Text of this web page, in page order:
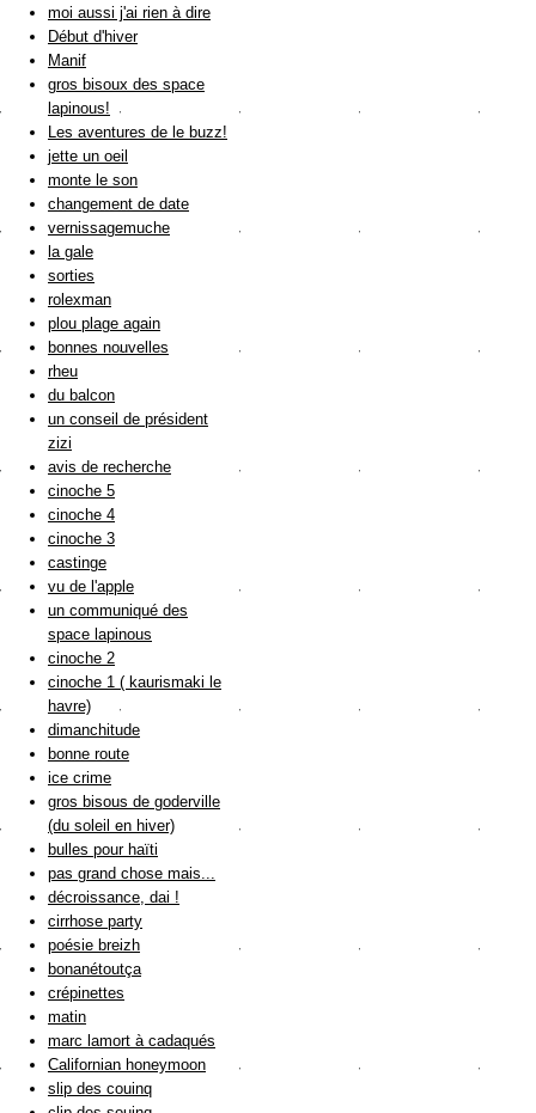
moi aussi j'ai rien à dire
Début d'hiver
Manif
gros bisoux des space
lapinous!
Les aventures de le buzz!
jette un oeil
monte le son
changement de date
vernissagemuche
la gale
sorties
rolexman
plou plage again
bonnes nouvelles
rheu
du balcon
un conseil de président
zizi
avis de recherche
cinoche 5
cinoche 4
cinoche 3
castinge
vu de l'apple
un communiqué des
space lapinous
cinoche 2
cinoche 1 ( kaurismaki le
havre)
dimanchitude
bonne route
ice crime
gros bisous de goderville
(du soleil en hiver)
bulles pour haïti
pas grand chose mais...
décroissance, dai !
cirrhose party
poésie breizh
bonanétoutça
crépinettes
matin
marc lamort à cadaqués
Californian honeymoon
slip des couinq